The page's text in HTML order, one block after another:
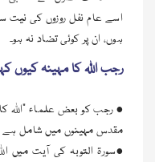
اسے عام نفل روزوں کی نیت
ہوں، ان پر کوئی تضاد نہ ہو۔
رجب اللہ کا مہینہ کیوں
• رجب کو بعض علماء “اللہ
مقدس مہینوں میں شامل ہے
•سورۃ التوبہ کی آیت میں